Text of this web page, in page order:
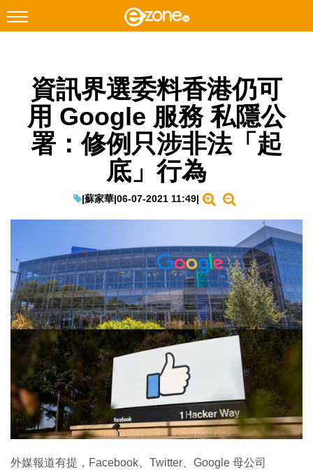
Facebook Instagram
科技焦點
網絡生活
EduTech
生成式AI與雲端應用
Enterprise Digital Transformation
特集
資訊界選委料香港仍可
用 Google 服務 私隱公
署：修例只涉非法「起
底」行為
|蘇家華|06-07-2021 11:49|
外媒報道有提，Facebook、Twitter、Google 母公司